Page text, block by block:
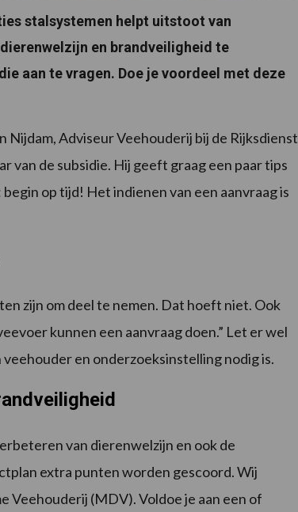
stalsystemen helpt uitstoot van
en brandveiligheid te
aan te vragen. Doe je voordeel met deze
Nijdam, Adviseur Veehouderij bij de Rijksdienst
van de subsidie. Hij geeft graag een paar tips
op tijd! Het indienen van een aanvraag is
zijn om deel te nemen. Dat hoeft niet. Ook
kunnen een aanvraag doen.” Let er wel
en onderzoeksinstelling nodig is.
van dierenwelzijn en ook de
extra punten worden gescoord. Wij
Veehouderij (MDV). Voldoe je aan een of